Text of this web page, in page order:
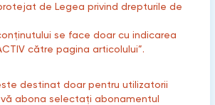
de Legea privind drepturile de
se face doar cu indicarea
ACTIV către pagina articolului”.
destinat doar pentru utilizatorii
abona selectați abonamentul